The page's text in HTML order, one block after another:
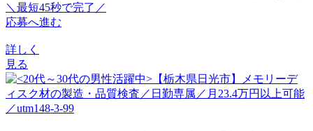
＼最短45秒で完了／
応募へ進む
詳しく
見る